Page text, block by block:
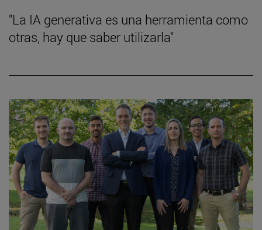
"La IA generativa es una herramienta como
otras, hay que saber utilizarla"